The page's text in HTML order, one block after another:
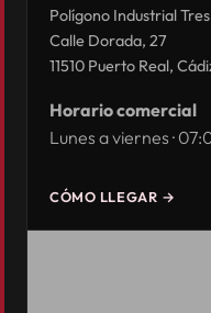
Polígono Industrial
Calle Dorada, 27
11510 Puerto Real,
Horario comercial
Lunes a viernes ·
CÓMO LLEGAR →